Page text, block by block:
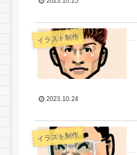
イラスト制作
2023.10.24
イラスト制作